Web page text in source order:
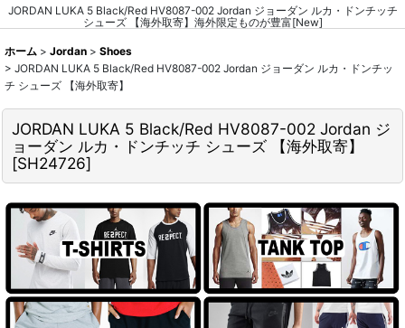
JORDAN LUKA 5 Black/Red HV8087-002 Jordan ジョーダン ルカ・ドンチッチ
シューズ 【海外取寄】海外限定ものが豊富[New]
ホーム > Jordan > Shoes
> JORDAN LUKA 5 Black/Red HV8087-002 Jordan ジョーダン ルカ・ドンチッ
チ シューズ 【海外取寄】
JORDAN LUKA 5 Black/Red HV8087-002 Jordan ジ
ョーダン ルカ・ドンチッチ シューズ 【海外取寄】
[SH24726]